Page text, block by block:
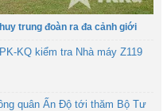
trung đoàn ra đa cảnh giới
KQ kiểm tra Nhà máy Z119
quân Ấn Độ tới thăm Bộ Tư